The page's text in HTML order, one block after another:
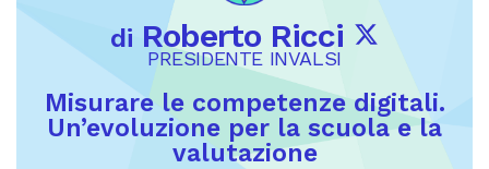
di Roberto Ricci
PRESIDENTE INVALSI
Misurare le competenze digitali.
Un’evoluzione per la scuola e la
valutazione